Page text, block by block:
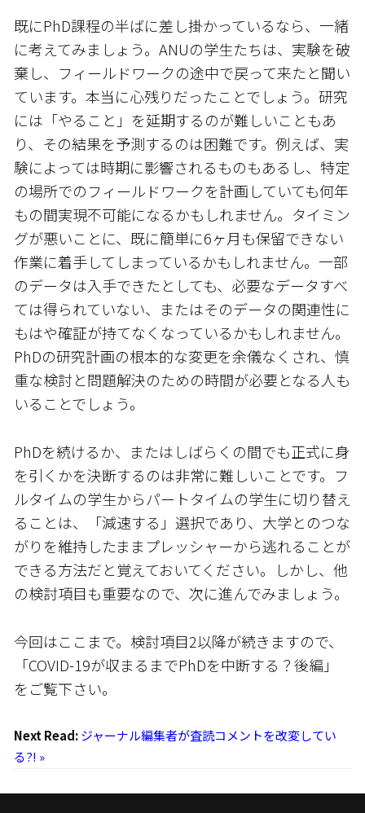
既にPhD課程の半ばに差し掛かっているなら、一緒
に考えてみましょう。ANUの学生たちは、実験を破
棄し、フィールドワークの途中で戻って来たと聞い
ています。本当に心残りだったことでしょう。研究
には「やること」を延期するのが難しいこともあ
り、その結果を予測するのは困難です。例えば、実
験によっては時期に影響されるものもあるし、特定
の場所でのフィールドワークを計画していても何年
もの間実現不可能になるかもしれません。タイミン
グが悪いことに、既に簡単に6ヶ月も保留できない
作業に着手してしまっているかもしれません。一部
のデータは入手できたとしても、必要なデータすべ
ては得られていない、またはそのデータの関連性に
もはや確証が持てなくなっているかもしれません。
PhDの研究計画の根本的な変更を余儀なくされ、慎
重な検討と問題解決のための時間が必要となる人も
いることでしょう。
PhDを続けるか、またはしばらくの間でも正式に身
を引くかを決断するのは非常に難しいことです。フ
ルタイムの学生からパートタイムの学生に切り替え
ることは、「減速する」選択であり、大学とのつな
がりを維持したままプレッシャーから逃れることが
できる方法だと覚えておいてください。しかし、他
の検討項目も重要なので、次に進んでみましょう。
今回はここまで。検討項目2以降が続きますので、
「COVID-19が収まるまでPhDを中断する？後編」
をご覧下さい。
Next Read:ジャーナル編集者が査読コメントを改変してい
る?! »